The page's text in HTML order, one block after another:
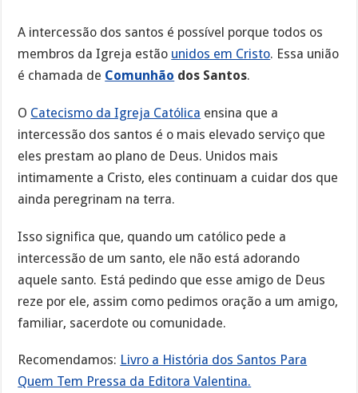
A intercessão dos santos é possível porque todos os
membros da Igreja estão unidos em Cristo. Essa união
é chamada de Comunhão dos Santos.
O Catecismo da Igreja Católica ensina que a
intercessão dos santos é o mais elevado serviço que
eles prestam ao plano de Deus. Unidos mais
intimamente a Cristo, eles continuam a cuidar dos que
ainda peregrinam na terra.
Isso significa que, quando um católico pede a
intercessão de um santo, ele não está adorando
aquele santo. Está pedindo que esse amigo de Deus
reze por ele, assim como pedimos oração a um amigo,
familiar, sacerdote ou comunidade.
Recomendamos: Livro a História dos Santos Para
Quem Tem Pressa da Editora Valentina.